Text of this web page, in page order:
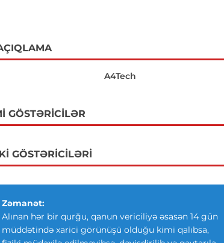
A4Tech
GÖSTƏRICILƏR
GÖSTƏRICILƏRI
Zəmanət:
Alınan hər bir qurğu, qanun vericiliyə əsasən 14 gün
müddətində xarici görünüşü olduğu kimi qalıbsa,